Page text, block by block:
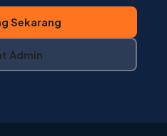
Sekarang
Admin